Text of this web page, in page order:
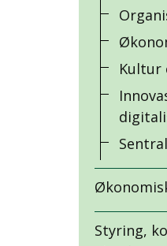
Kultur
Styring,